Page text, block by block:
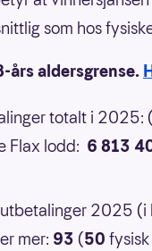
som hos
års aldersgrense.
totalt i 2025:
Flax lodd: 6 813
2025 (i
mer: 93 (50